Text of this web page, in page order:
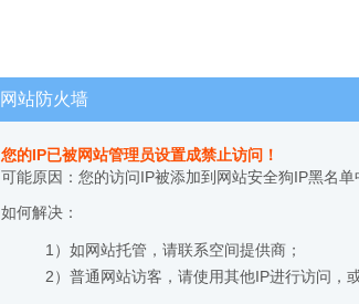
网站防火墙
您的IP已被网站管理员设置成禁止访问！
可能原因：您的访问IP被添加到网站安全狗IP黑名单
如何解决：
1）如网站托管，请联系空间提供商；
2）普通网站访客，请使用其他IP进行访问，